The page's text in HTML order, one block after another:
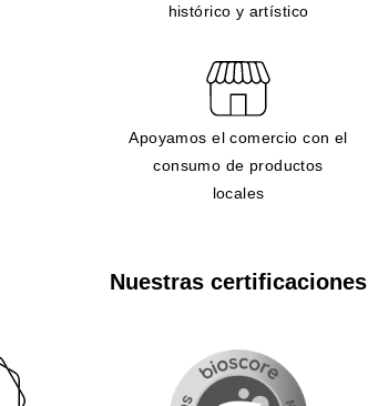
histórico y artístico
Apoyamos el comercio con el
consumo de productos
locales
Nuestras certificaciones